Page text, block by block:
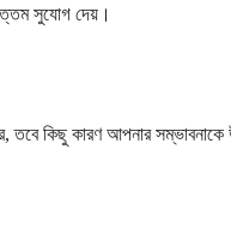
সুযোগ দেয়।
তবে কিছু কারণ আপনার